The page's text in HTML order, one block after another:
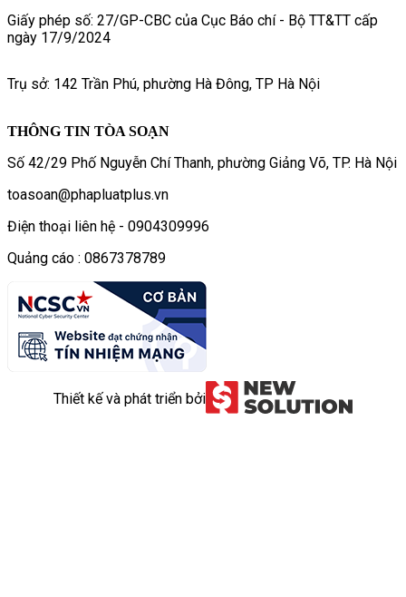
Giấy phép số: 27/GP-CBC của Cục Báo chí - Bộ TT&TT cấp
ngày 17/9/2024
Trụ sở: 142 Trần Phú, phường Hà Đông, TP Hà Nội
THÔNG TIN TÒA SOẠN
Số 42/29 Phố Nguyễn Chí Thanh, phường Giảng Võ, TP. Hà Nội
toasoan@phapluatplus.vn
Điện thoại liên hệ - 0904309996
Quảng cáo : 0867378789
Thiết kế và phát triển bởi